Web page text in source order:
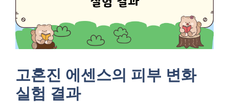
고혼진 에센스의 피부 변화
실험 결과